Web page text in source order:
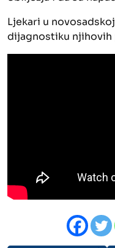
Ljekari u
dijagnostiku njihovih